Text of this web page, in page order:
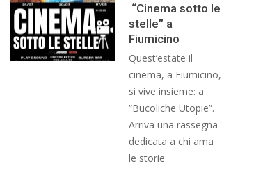
“Cinema sotto le
stelle” a
Fiumicino
Quest’estate il
cinema, a Fiumicino,
si vive insieme: a
“Bucoliche Utopie”.
Arriva una rassegna
dedicata a chi ama
le storie